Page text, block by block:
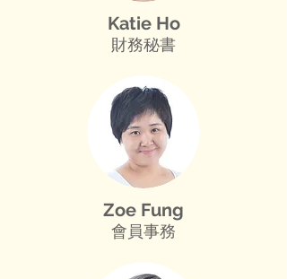
Katie Ho
財務秘書
Zoe Fung
會員事務